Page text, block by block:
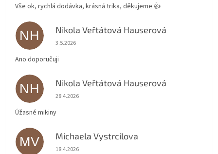
Vše ok, rychlá dodávka, krásná trika, děkujeme 👍
NH Nikola Veřtátová Hauserová
Hodnocení obchodu je 5 z 5 hvězdiček.
3.5.2026
Ano doporučuji
NH Nikola Veřtátová Hauserová
Hodnocení obchodu je 5 z 5 hvězdiček.
28.4.2026
Úžasné mikiny
MV Michaela Vystrcilova
Hodnocení obchodu je 5 z 5 hvězdiček.
18.4.2026